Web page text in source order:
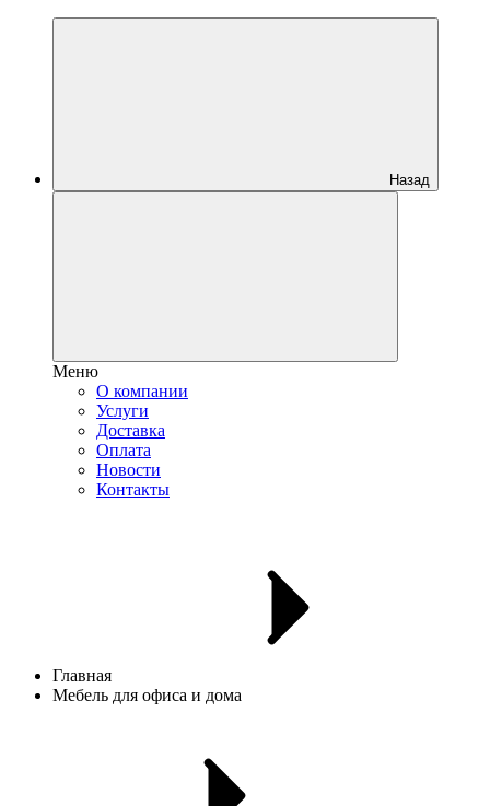
Назад
Меню
О компании
Услуги
Доставка
Оплата
Новости
Контакты
Главная
Мебель для офиса и дома